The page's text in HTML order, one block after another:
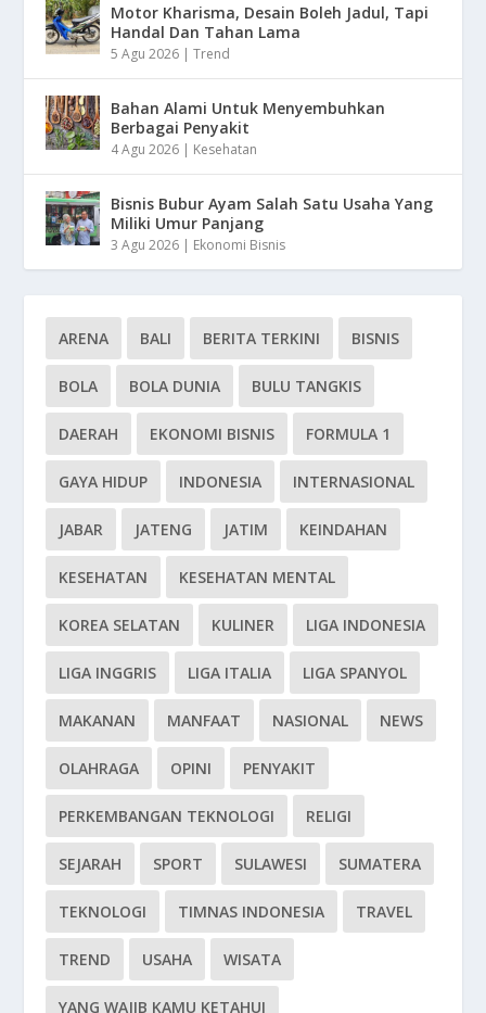
Motor Kharisma, Desain Boleh Jadul, Tapi
Handal Dan Tahan Lama
5 Agu 2026 |Trend
Bahan Alami Untuk Menyembuhkan
Berbagai Penyakit
4 Agu 2026 | Kesehatan
Bisnis Bubur Ayam Salah Satu Usaha Yang
Miliki Umur Panjang
3 Agu 2026 | Ekonomi Bisnis
ARENA BALI BERITA TERKINI BISNIS
BOLA BOLA DUNIA BULU TANGKIS
DAERAH EKONOMI BISNIS FORMULA 1
GAYA HIDUP INDONESIA INTERNASIONAL
JABAR JATENG JATIM KEINDAHAN
KESEHATAN KESEHATAN MENTAL
KOREA SELATAN KULINER LIGA INDONESIA
LIGA INGGRIS LIGA ITALIA LIGA SPANYOL
MAKANAN MANFAAT NASIONAL NEWS
OLAHRAGA OPINI PENYAKIT
PERKEMBANGAN TEKNOLOGI RELIGI
SEJARAH SPORT SULAWESI SUMATERA
TEKNOLOGI TIMNAS INDONESIA TRAVEL
TREND USAHA WISATA
YANG WAJIB KAMU KETAHUI